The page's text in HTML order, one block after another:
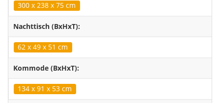
300 x 238 x 75 cm
Nachttisch (BxHxT):
62 x 49 x 51 cm
Kommode (BxHxT):
134 x 91 x 53 cm